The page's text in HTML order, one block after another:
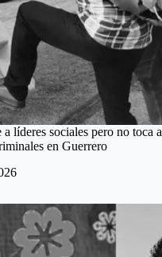
líderes sociales pero no toca a
en Guerrero